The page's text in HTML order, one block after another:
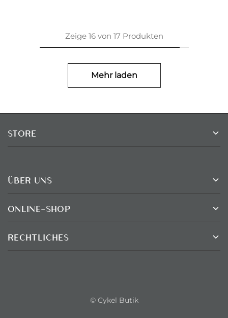
Zeige16 von 17 Produkten
Mehr laden
STORE
ÜBER UNS
ONLINE-SHOP
RECHTLICHES
© Cykel Butik